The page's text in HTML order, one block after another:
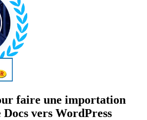
faire une importation
Docs vers WordPress